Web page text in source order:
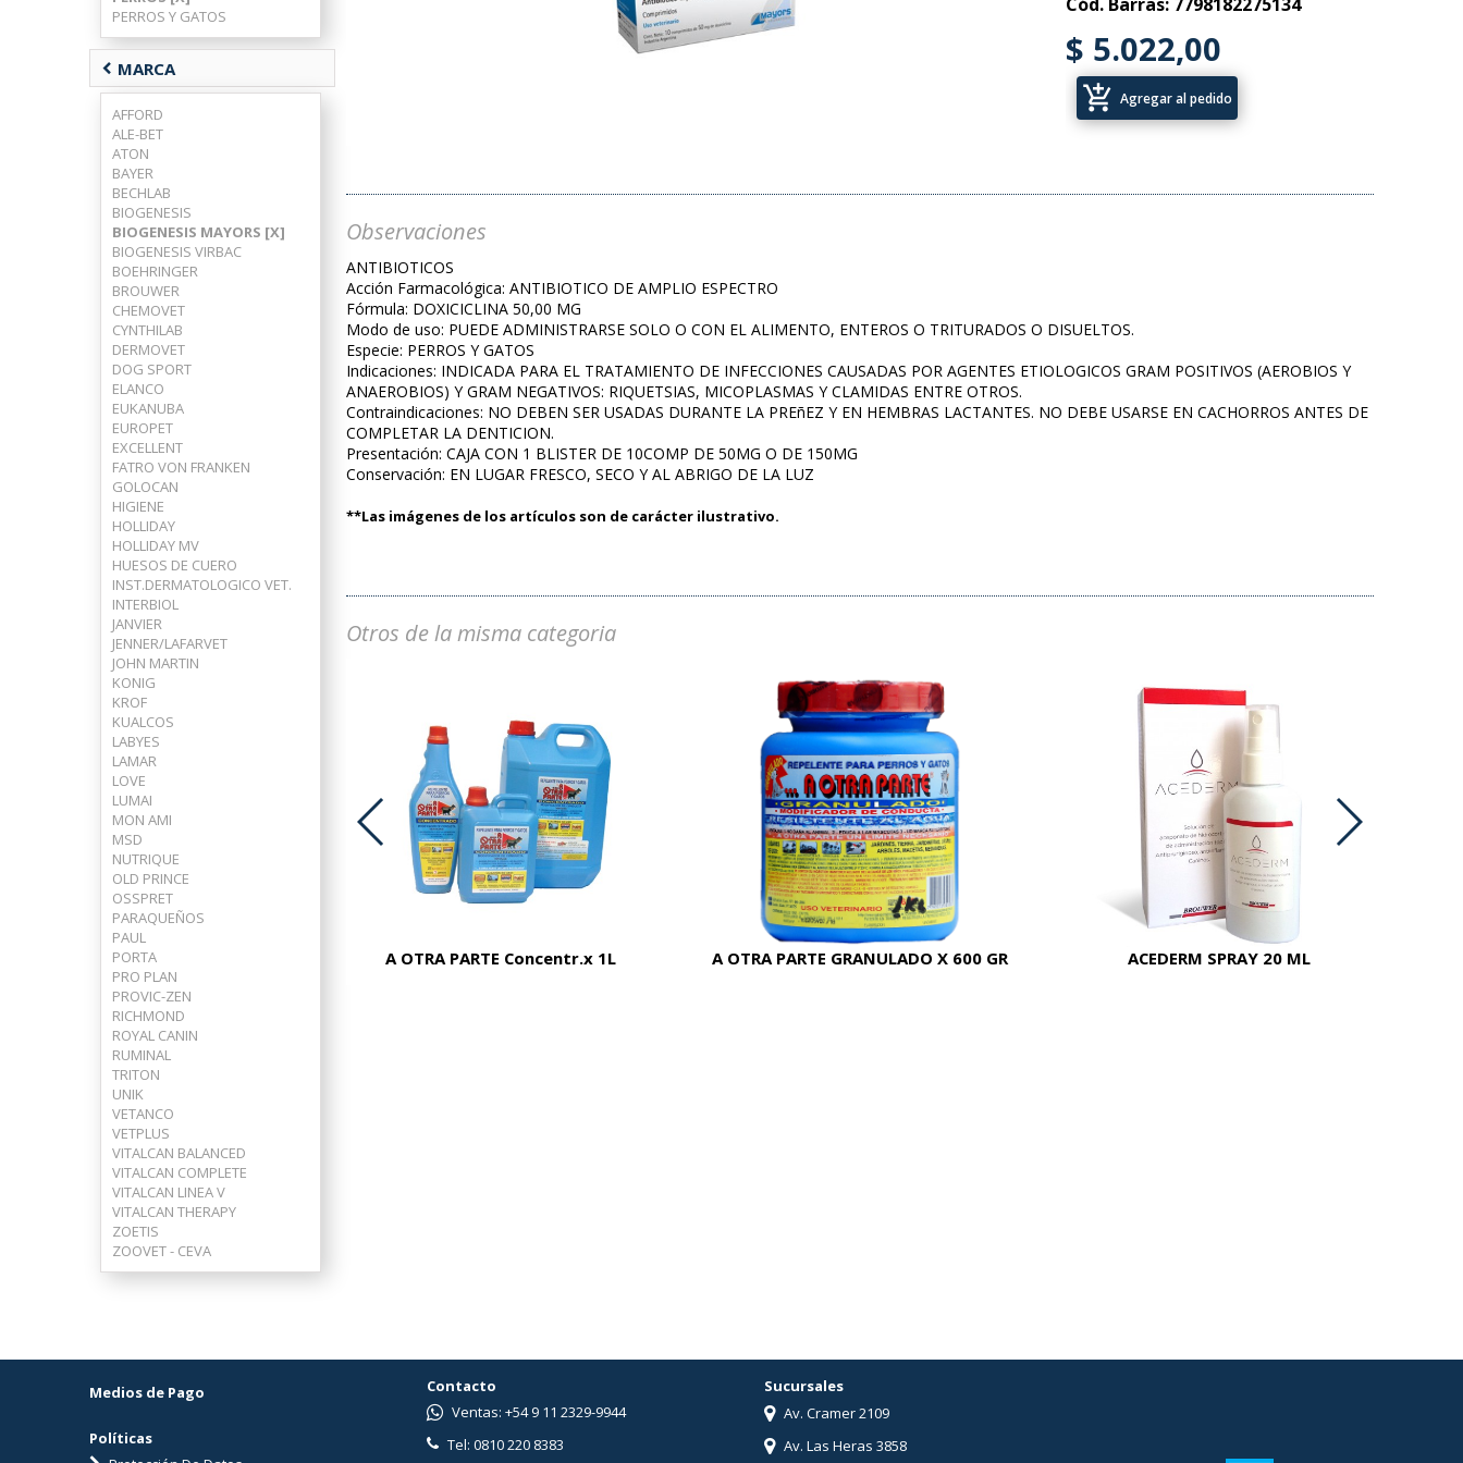
PERROS Y GATOS
chevron_left MARCA
AFFORD
ALE-BET
ATON
BAYER
BECHLAB
BIOGENESIS
BIOGENESIS MAYORS [X]
BIOGENESIS VIRBAC
BOEHRINGER
BROUWER
CHEMOVET
CYNTHILAB
DERMOVET
DOG SPORT
ELANCO
EUKANUBA
EUROPET
EXCELLENT
FATRO VON FRANKEN
GOLOCAN
HIGIENE
HOLLIDAY
HOLLIDAY MV
HUESOS DE CUERO
INST.DERMATOLOGICO VET.
INTERBIOL
JANVIER
JENNER/LAFARVET
JOHN MARTIN
KONIG
KROF
KUALCOS
LABYES
LAMAR
LOVE
LUMAI
MON AMI
MSD
NUTRIQUE
OLD PRINCE
OSSPRET
PARAQUEÑOS
PAUL
PORTA
PRO PLAN
PROVIC-ZEN
RICHMOND
ROYAL CANIN
RUMINAL
TRITON
UNIK
VETANCO
VETPLUS
VITALCAN BALANCED
VITALCAN COMPLETE
VITALCAN LINEA V
VITALCAN THERAPY
ZOETIS
ZOOVET - CEVA
$ 5.022,00
add_shopping_cart Agregar al pedido
Observaciones
ANTIBIOTICOS
Acción Farmacológica: ANTIBIOTICO DE AMPLIO ESPECTRO
Fórmula: DOXICICLINA 50,00 MG
Modo de uso: PUEDE ADMINISTRARSE SOLO O CON EL ALIMENTO, ENTEROS O TRITURADOS O DISUELTOS.
Especie: PERROS Y GATOS
Indicaciones: INDICADA PARA EL TRATAMIENTO DE INFECCIONES CAUSADAS POR AGENTES ETIOLOGICOS GRAM POSITIVOS (AEROBIOS Y
ANAEROBIOS) Y GRAM NEGATIVOS: RIQUETSIAS, MICOPLASMAS Y CLAMIDAS ENTRE OTROS.
Contraindicaciones: NO DEBEN SER USADAS DURANTE LA PREñEZ Y EN HEMBRAS LACTANTES. NO DEBE USARSE EN CACHORROS ANTES DE
COMPLETAR LA DENTICION.
Presentación: CAJA CON 1 BLISTER DE 10COMP DE 50MG O DE 150MG
Conservación: EN LUGAR FRESCO, SECO Y AL ABRIGO DE LA LUZ
**Las imágenes de los artículos son de carácter ilustrativo.
Otros de la misma categoria
ADVOCATE PERROS 25-40 KG
A OTRA PARTE Concentr.x 1L A OTRA PARTE GRANULADO X 600 GR ACEDERM SPRAY 20 ML
Medios de Pago
Políticas
Contacto
Ventas: +54 9 11 2329-9944
Tel: 0810 220 8383
Sucursales
Av. Cramer 2109
Av. Las Heras 3858